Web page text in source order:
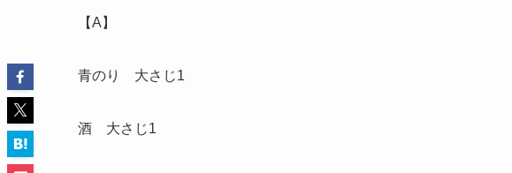
【A】
青のり 大さじ1
酒 大さじ1